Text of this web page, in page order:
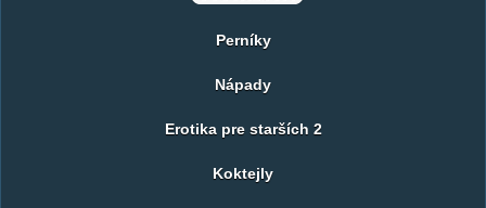
Perníky
Nápady
Erotika pre starších 2
Koktejly